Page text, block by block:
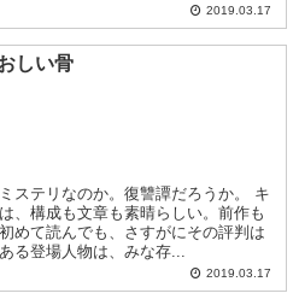
2019.03.17
しい骨
ステリなのか。復讐譚だろうか。 キ
、構成も文章も素晴らしい。前作も
めて読んでも、さすがにその評判は
る登場人物は、みな存...
2019.03.17